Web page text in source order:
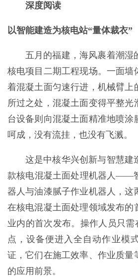
深度阅读
以智能建造为核电站“量体裁衣”
五月的福建，海风裹着潮湿
核电项目二期工程现场。一面墙
着混凝土面匀速行进，机械臂上
所过之处，混凝土面变得平整光
台设备则向混凝土面精准地喷涂
呵成，没有流挂，也没有飞溅。
这是中核华兴创新与智慧建
款核电混凝土面处理机器人——
器人与油漆腻子作业机器人，这
在核电混凝土面处理领域发布的
业内的首次发布。操作人员只需
点，设备便进入全自动作业模
证，它们在施工效率、作业质量
的应用前景。